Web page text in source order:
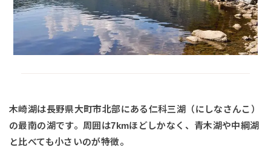
木崎湖は長野県大町市北部にある仁科三湖（にしなさんこ）
の最南の湖です。周囲は7kmほどしかなく、青木湖や中綱湖
と比べても小さいのが特徴。